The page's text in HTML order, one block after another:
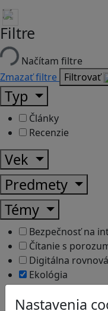
Nastavenia
Filtre
Načítam filtre
Zmazať filtre Filtrovať
Typ
Články
Recenzie
Vek
Predmety
Témy
Bezpečnosť na
Čítanie s
Digitálna
Ekológia
Globálne
Kreativita